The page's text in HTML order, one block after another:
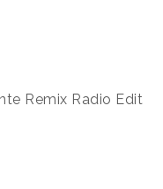
Remix Radio Edit